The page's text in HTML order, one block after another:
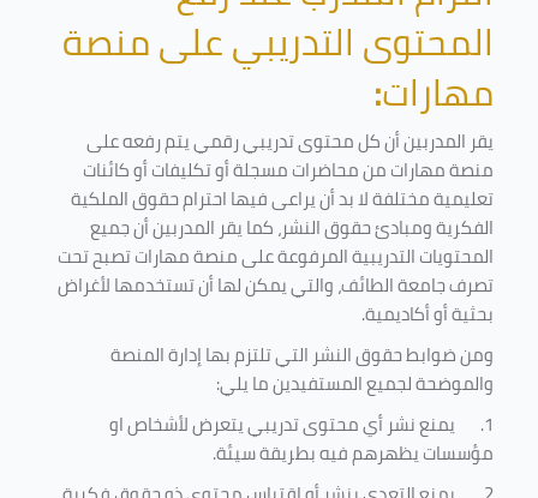
المحتوى التدريبي على منصة
مهارات:
يقر المدربين أن كل محتوى تدريبي رقمي يتم رفعه على
منصة مهارات من محاضرات مسجلة أو تكليفات أو كائنات
تعليمية مختلفة لا بد أن يراعى فيها احترام حقوق الملكية
الفكرية ومبادئ حقوق النشر، كما يقر المدربين أن جميع
المحتويات التدريبية المرفوعة على منصة مهارات تصبح تحت
تصرف جامعة الطائف، والتي يمكن لها أن تستخدمها لأغراض
بحثية أو أكاديمية.
ومن ضوابط حقوق النشر التي تلتزم بها إدارة المنصة
والموضحة لجميع المستفيدين ما يلي:
1.
يمنع نشر أي محتوى تدريبي يتعرض لأشخاص او
مؤسسات يظهرهم فيه بطريقة سيئة.